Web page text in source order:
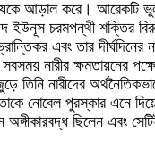
আড়াল করে। আরেকটি
ইউনূস চরমপন্থী শক্তির
এবং তার দীর্ঘদিনের
নারীর ক্ষমতায়নের
তিনি নারীদের
নোবেল পুরস্কার এনে
ছিলেন এবং